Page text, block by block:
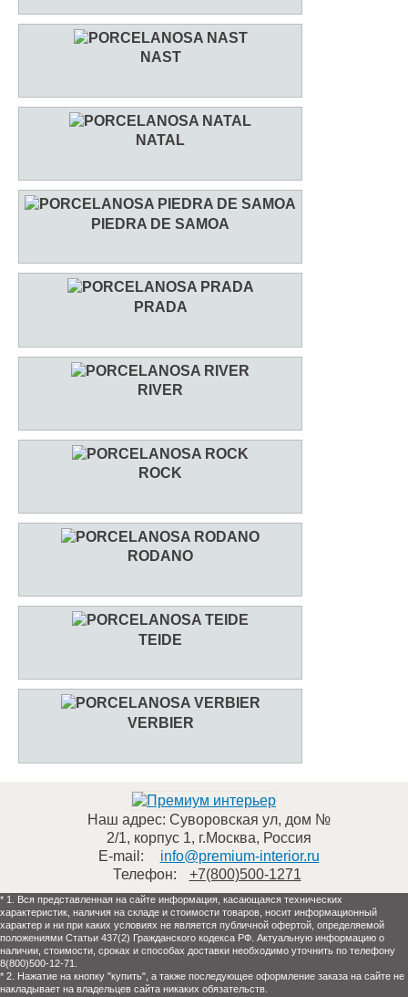
NAST
NATAL
PIEDRA DE SAMOA
PRADA
RIVER
ROCK
RODANO
TEIDE
VERBIER
Наш адрес: Суворовская ул, дом №
2/1, корпус 1, г.Москва, Россия
E-mail:
info@premium-interior.ru
Телефон:
+7(800)500-1271
* 1. Вся представленная на сайте информация, касающаяся технических
характеристик, наличия на складе и стоимости товаров, носит информационный
характер и ни при каких условиях не является публичной офертой, определяемой
положениями Статьи 437(2) Гражданского кодекса РФ. Актуальную информацию о
наличии, стоимости, сроках и способах доставки необходимо уточнить по телефону
8(800)500-12-71.
* 2. Нажатие на кнопку "купить", а также последующее оформление заказа на сайте не
накладывает на владельцев сайта никаких обязательств.